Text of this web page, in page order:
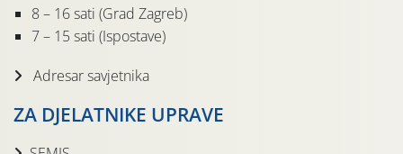
8 – 16 sati (Grad Zagreb)
7 – 15 sati (Ispostave)
Adresar savjetnika
ZA DJELATNIKE UPRAVE